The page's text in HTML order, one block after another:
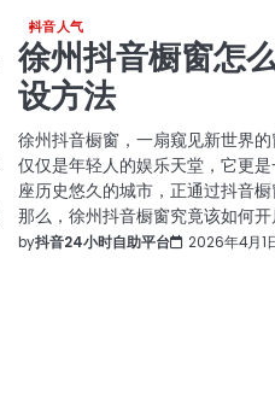
抖音人气
徐州抖音橱窗怎
设方法
徐州抖音橱窗，一扇窥见新世界
仅仅是年轻人的娱乐天堂，它更
座历史悠久的城市，正通过抖音
那么，徐州抖音橱窗究竟该如何
by抖音24小时自助平台 2026年4月1